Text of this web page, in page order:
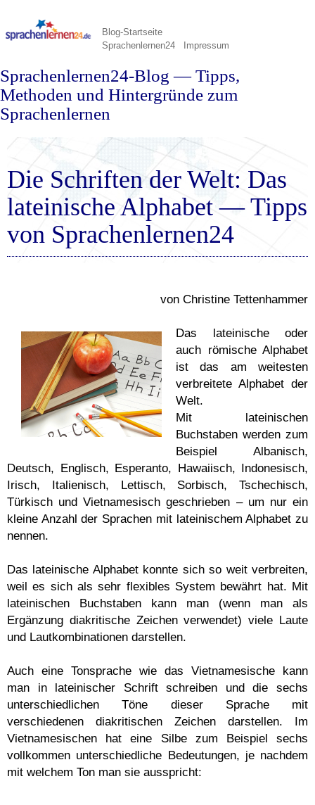
Blog-Startseite
Sprachenlernen24
Impressum
Sprachenlernen24-Blog — Tipps,
Methoden und Hintergründe zum
Sprachenlernen
Die Schriften der Welt: Das
lateinische Alphabet — Tipps
von Sprachenlernen24
von Christine Tettenhammer
Das lateinische oder
auch römische Alphabet
ist das am weitesten
verbreitete Alphabet der
Welt.
Mit lateinischen
Buchstaben werden zum
Beispiel Albanisch,
Deutsch, Englisch, Esperanto, Hawaiisch, Indonesisch,
Irisch, Italienisch, Lettisch, Sorbisch, Tschechisch,
Türkisch und Vietnamesisch geschrieben – um nur ein
kleine Anzahl der Sprachen mit lateinischem Alphabet zu
nennen.
Das lateinische Alphabet konnte sich so weit verbreiten,
weil es sich als sehr flexibles System bewährt hat. Mit
lateinischen Buchstaben kann man (wenn man als
Ergänzung diakritische Zeichen verwendet) viele Laute
und Lautkombinationen darstellen.
Auch eine Tonsprache wie das Vietnamesische kann
man in lateinischer Schrift schreiben und die sechs
unterschiedlichen Töne dieser Sprache mit
verschiedenen diakritischen Zeichen darstellen. Im
Vietnamesischen hat eine Silbe zum Beispiel sechs
vollkommen unterschiedliche Bedeutungen, je nachdem
mit welchem Ton man sie ausspricht: